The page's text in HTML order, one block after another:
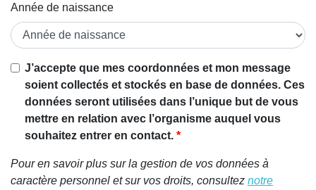
Année de naissance
J’accepte que mes coordonnées et mon message
soient collectés et stockés en base de données. Ces
données seront utilisées dans l’unique but de vous
mettre en relation avec l’organisme auquel vous
souhaitez entrer en contact.
Pour en savoir plus sur la gestion de vos données à
caractère personnel et sur vos droits, consultez notre